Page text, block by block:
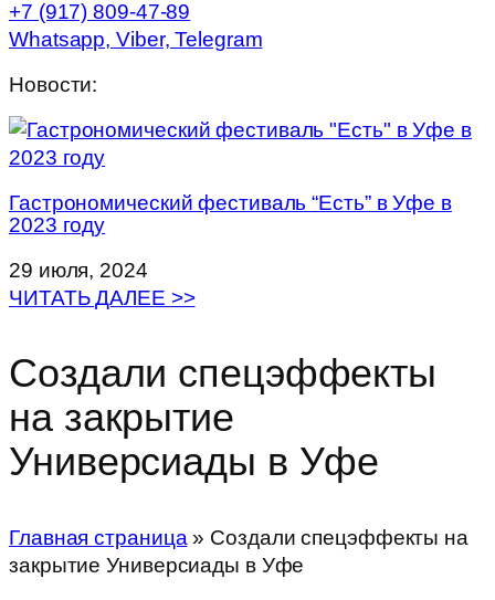
+7 (917) 809-47-89
Whatsapp, Viber, Telegram
Новости:
Гастрономический фестиваль “Есть” в Уфе в
2023 году
29 июля, 2024
ЧИТАТЬ ДАЛЕЕ >>
Создали спецэффекты
на закрытие
Универсиады в Уфе
Главная страница » Создали спецэффекты на
закрытие Универсиады в Уфе